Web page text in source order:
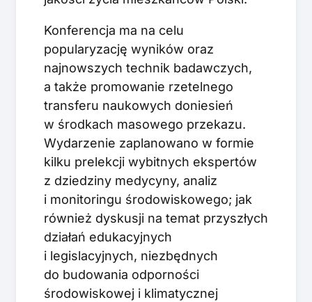
Konferencja ma na celu
popularyzację wyników oraz
najnowszych technik badawczych,
a także promowanie rzetelnego
transferu naukowych doniesień
w środkach masowego przekazu.
Wydarzenie zaplanowano w formie
kilku prelekcji wybitnych ekspertów
z dziedziny medycyny, analiz
i monitoringu środowiskowego; jak
również dyskusji na temat przyszłych
działań edukacyjnych
i legislacyjnych, niezbędnych
do budowania odporności
środowiskowej i klimatycznej